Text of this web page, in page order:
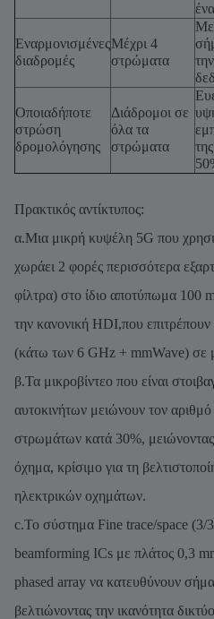
Εναρμονισμένες
διαδρομές
Μέχρι 4
στρώματα
Οποιαδήποτε
στρώση
δρομολόγησης
Διάδρομοι σε
όλα τα
στρώματα
Πρακτικός αντίκτυπος:
α.Μια μικρή κυψέλη 5G που
χωράει 2 φορές περισσότερα
φίλτρα) στο ίδιο αποτύπωμα 100
την κανονική HDI,που
(κάτω των 6 GHz + mmWave) σε
β.Τα μικροβίντεο που είναι
αυτοκινήτων μειώνουν τον
στρωμάτων κατά 30%,
όχημα, κρίσιμο για τη
ηλεκτρικών οχημάτων.
c.Το σύστημα Fine trace/space (3/
beamforming ICs με πλάτος 0,3
phased array να κατευθύνουν
βελτιώνοντας την ικανότητα